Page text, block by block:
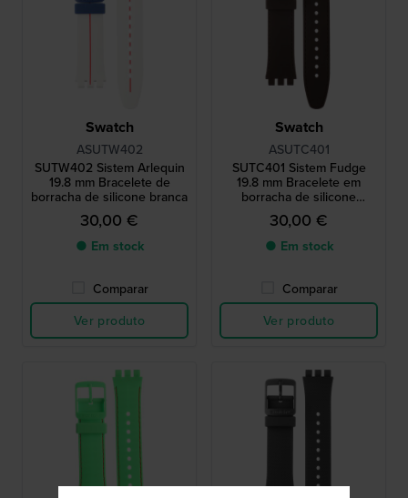
Swatch
ASUTW402
SUTW402 Sistem Arlequin
19.8 mm Bracelete de
borracha de silicone branca
30,00 €
● Em stock
Comparar
Ver produto
Swatch
ASUTC401
SUTC401 Sistem Fudge
19.8 mm Bracelete em
borracha de silicone
castanho escuro
30,00 €
● Em stock
Comparar
Ver produto